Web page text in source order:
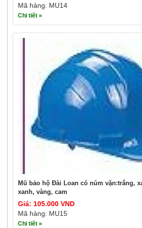
Mã hàng: MU14
Chi tiết »
Mũ bảo hộ Đài Loan có núm vặn:trắng,
xanh, vàng, cam
Giá: 105.000 VND
Mã hàng: MU15
Chi tiết »